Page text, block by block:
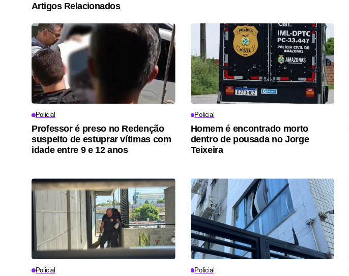
Artigos Relacionados
Policial
Professor é preso no Redenção
suspeito de estuprar vítimas com
idade entre 9 e 12 anos
Policial
Homem é encontrado morto
dentro de pousada no Jorge
Teixeira
Policial Policial